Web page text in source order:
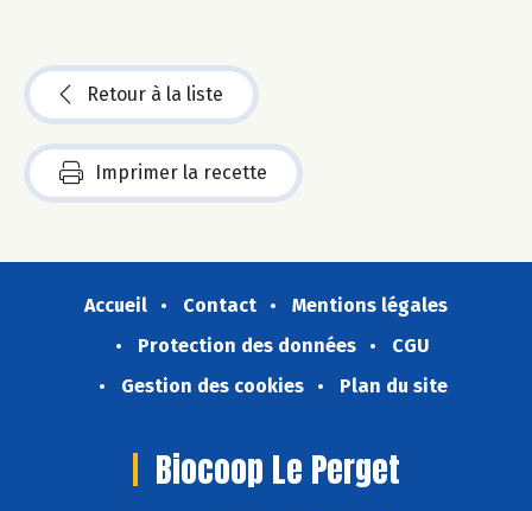
Retour à la liste
Imprimer la recette
Accueil Contact
Mentions légales
Protection des données
CGU
Gestion des cookies
Plan du site
Biocoop Le Perget